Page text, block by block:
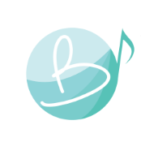
content